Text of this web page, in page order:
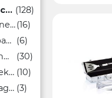
Gepersonaliseerde accessoires voor buiten evenementen (128)
Polsbandjes voor evenementen(16)
Fluorescerende armbanden (6)
Animatie en Entertainment Accessoires voor Evenementen
(30)
Persoonlijke Feestdoeken (10)
Gepersonaliseerde vlaggenlijnen (3)